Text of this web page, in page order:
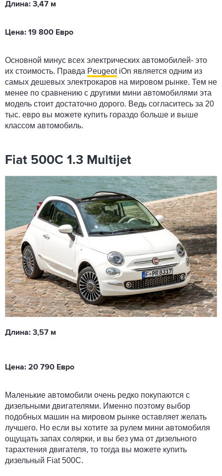
Длина: 3,47 м
Цена: 19 800 Евро
Основной минус всех электрических автомобилей- это
их стоимость. Правда PeugeotiOn является одним из
самых дешевых электрокаров на мировом рынке. Тем не
менее по сравнению с другими мини автомобилями эта
модель стоит достаточно дорого. Ведь согласитесь за 20
тыс. евро вы можете купить гораздо больше и выше
классом автомобиль.
Fiat 500C 1.3 Multijet
Длина: 3,57 м
Цена: 20 790 Евро
Маленькие автомобили очень редко покупаются с
дизельными двигателями. Именно поэтому выбор
подобных машин на мировом рынке оставляет желать
лучшего. Но если вы хотите за рулем мини автомобиля
ощущать запах солярки, и вы без ума от дизельного
тарахтения двигателя, то тогда вы можете купить
дизельный Fiat 500C.